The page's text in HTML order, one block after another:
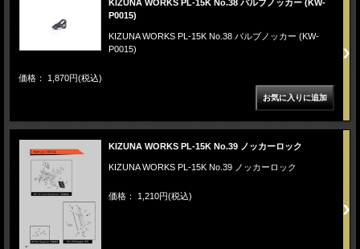
KIZUNA WORKS PL-15K No.38 バルブノッカー (KW-
P0015)
KIZUNA WORKS PL-15K No.38 バルブノッカー (KW-
P0015)
価格： 1,870円(税込)
KIZUNA WORKS PL-15K No.39 ノッカーロック
KIZUNA WORKS PL-15K No.39 ノッカーロック
価格： 1,210円(税込)